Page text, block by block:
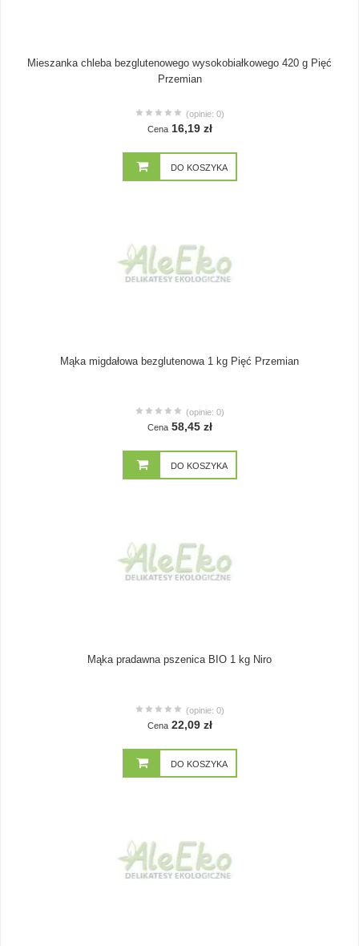
Mieszanka chleba bezglutenowego wysokobiałkowego 420 g Pięć
Przemian
(opinie: 0)
Cena 16,19 zł
DO KOSZYKA
Mąka migdałowa bezglutenowa 1 kg Pięć Przemian
(opinie: 0)
Cena 58,45 zł
DO KOSZYKA
Mąka pradawna pszenica BIO 1 kg Niro
(opinie: 0)
Cena 22,09 zł
DO KOSZYKA